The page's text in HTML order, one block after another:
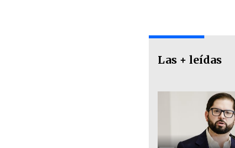
Las + leídas